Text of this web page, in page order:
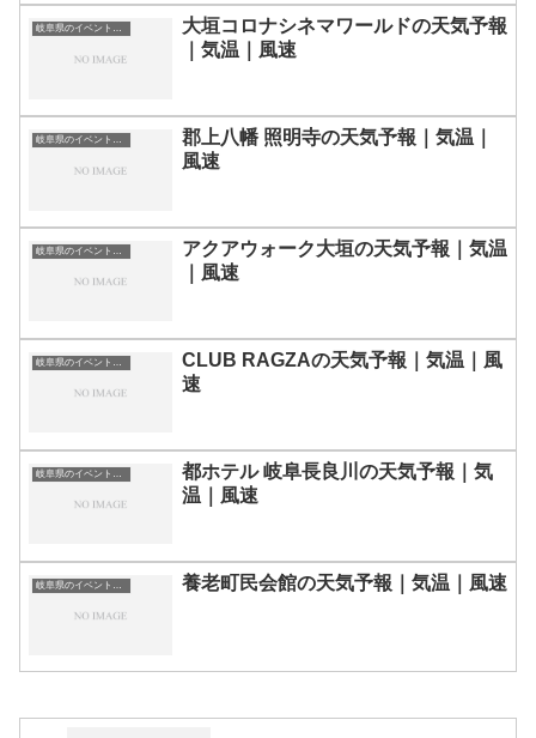
岐阜県のイベント会場一覧
大垣コロナシネマワールドの天気予報
｜気温｜風速
岐阜県のイベント会場一覧
郡上八幡 照明寺の天気予報｜気温｜
風速
岐阜県のイベント会場一覧
アクアウォーク大垣の天気予報｜気温
｜風速
CLUB RAGZAの天気予報｜気温｜風
速
都ホテル 岐阜長良川の天気予報｜気
温｜風速
養老町民会館の天気予報｜気温｜風速